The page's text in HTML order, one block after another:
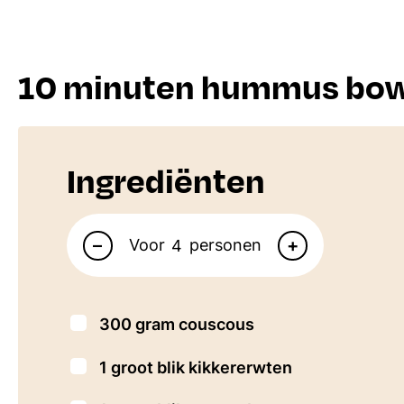
10 minuten hummus
Ingrediënten
Aantal personen
– Voor personen +
▢
300 gram couscous
▢
1 groot blik kikkererwten